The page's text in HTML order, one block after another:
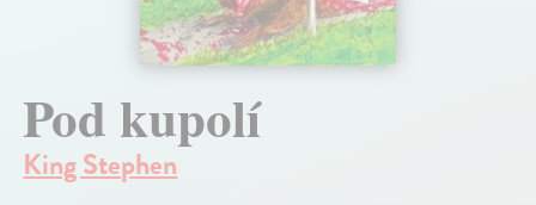
Pod kupolí
King Stephen